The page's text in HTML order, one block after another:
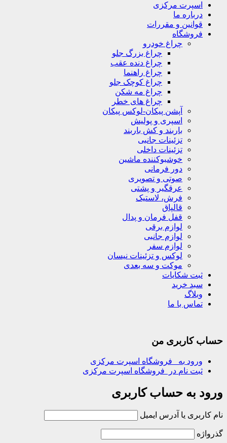
اسپرت مرکزی
درباره ما
قوانین و مقررات
فروشگاه
چراغ خودرو
چراغ بزرگ جلو
چراغ دنده عقب
چراغ راهنما
چراغ کوچک جلو
چراغ مه شکن
چراغ های خطر
آپشن پیکان-لوکس پیکان
اسپری و پولیش
باربند و کش باربند
تزئینات جانبی
تزئینات داخلی
خوشبوکننده ماشین
دور فرمانی
صوتی و تصویری
عرقگیر و پشتی
فرش، لاستیک
قالپاق
قفل فرمان و پدال
لوازم برقی
لوازم جانبی
لوازم سفر
لوکس و تزئینات نیسان
موکت و سه بعدی
ثبت شکایات
سبد خرید
وبلاگ
تماس با ما
حساب کاربری من
ورود به فروشگاه اسپرت مرکزی
ثبت نام در فروشگاه اسپرت مرکزی
ورود به حساب کاربری
نام کاربری یا آدرس ایمیل
گذرواژه